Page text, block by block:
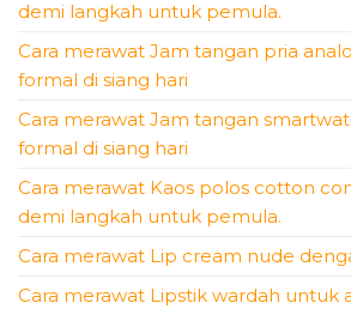
demi langkah untuk pemula.
Cara merawat Jam tangan pria
formal di siang hari
Cara merawat Jam tangan
formal di siang hari
Cara merawat Kaos polos cotton
demi langkah untuk pemula.
Cara merawat Lip cream nude
Cara merawat Lipstik wardah untuk